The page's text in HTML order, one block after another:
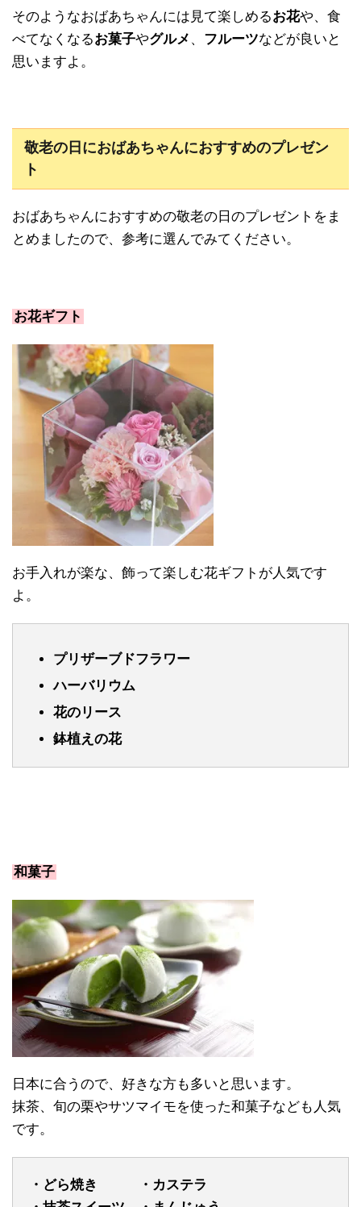
そのようなおばあちゃんには見て楽しめるお花や、食
べてなくなるお菓子やグルメ 、 フルーツなどが良いと
思いますよ。
敬老の日におばあちゃんにおすすめのプレゼン
ト
おばあちゃんにおすすめの敬老の日のプレゼントをま
とめましたので、参考に選んでみてください。
お花ギフト
お手入れが楽な、飾って楽しむ花ギフトが人気です
よ。
プリザーブドフラワー
ハーバリウム
花のリース
鉢植えの花
和菓子
日本に合うので、好きな方も多いと思います。
抹茶、旬の栗やサツマイモを使った和菓子なども人気
です。
・どら焼き ・カステラ